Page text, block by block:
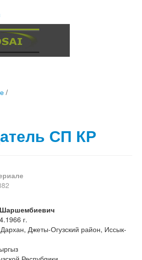
/
СП КР
г.
Джеты-Огузский район, Иссык-